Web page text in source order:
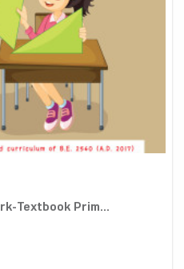
Textbook Prim...